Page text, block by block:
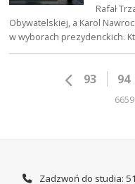
Rafał
Obywatelskiej, a Karol
w wyborach prezydenckich.
93 94
Zadzwoń do studia: